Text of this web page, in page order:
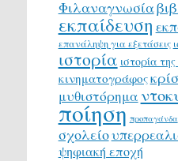
Φιλαναγνωσία
εκπαίδευση
επανάληψη για εξετάσεις
ιστορία ιστορία
κινηματογράφος
μυθιστόρημα
ποίηση προπαγάνδα
σχολείο
ψηφιακή εποχή